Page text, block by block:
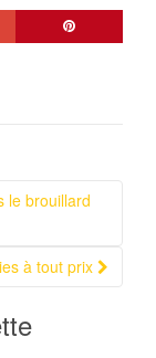
le brouillard
à tout prix